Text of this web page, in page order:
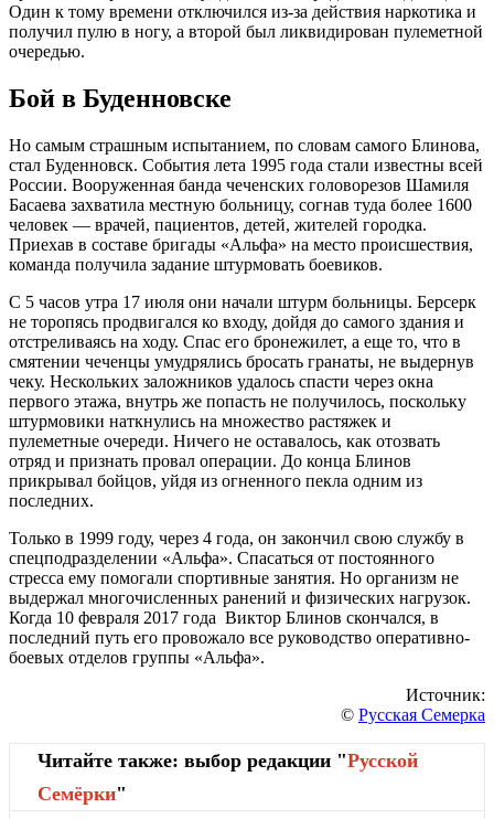
Один к тому времени отключился из-за действия наркотика и
получил пулю в ногу, а второй был ликвидирован пулеметной
очередью.
Бой в Буденновске
Но самым страшным испытанием, по словам самого Блинова,
стал Буденновск. События лета 1995 года стали известны всей
России. Вооруженная банда чеченских головорезов Шамиля
Басаева захватила местную больницу, согнав туда более 1600
человек — врачей, пациентов, детей, жителей городка.
Приехав в составе бригады «Альфа» на место происшествия,
команда получила задание штурмовать боевиков.
С 5 часов утра 17 июля они начали штурм больницы. Берсерк
не торопясь продвигался ко входу, дойдя до самого здания и
отстреливаясь на ходу. Спас его бронежилет, а еще то, что в
смятении чеченцы умудрялись бросать гранаты, не выдернув
чеку. Нескольких заложников удалось спасти через окна
первого этажа, внутрь же попасть не получилось, поскольку
штурмовики наткнулись на множество растяжек и
пулеметные очереди. Ничего не оставалось, как отозвать
отряд и признать провал операции. До конца Блинов
прикрывал бойцов, уйдя из огненного пекла одним из
последних.
Только в 1999 году, через 4 года, он закончил свою службу в
спецподразделении «Альфа». Спасаться от постоянного
стресса ему помогали спортивные занятия. Но организм не
выдержал многочисленных ранений и физических нагрузок.
Когда 10 февраля 2017 года Виктор Блинов скончался, в
последний путь его провожало все руководство оперативно-
боевых отделов группы «Альфа».
Источник:
© Русская Семерка
Читайте также: выбор редакции "Русской
Cемёрки"